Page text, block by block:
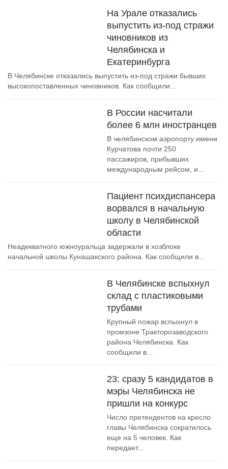
На Урале отказались
выпустить из-под стражи
чиновников из
Челябинска и
Екатеринбурга
В Челябинске отказались выпустить из-под стражи бывших
высокопоставленных чиновников. Как сообщили...
В России насчитали
более 6 млн иностранцев
В челябинском аэропорту имени
Курчатова почти 250
пассажиров, прибывших
международным рейсом, и...
Пациент психдиспансера
ворвался в начальную
школу в Челябинской
области
Неадекватного южноуральца задержали в хозблоке
начальной школы Кунашакского района. Как сообщили в...
В Челябинске вспыхнул
склад с пластиковыми
трубами
Крупный пожар вспыхнул в
промзоне Тракторозаводского
района Челябинска. Как
сообщили в...
23: сразу 5 кандидатов в
мэры Челябинска не
пришли на конкурс
Число претендентов на кресло
главы Челябинска сократилось
еще на 5 человек. Как
передает...